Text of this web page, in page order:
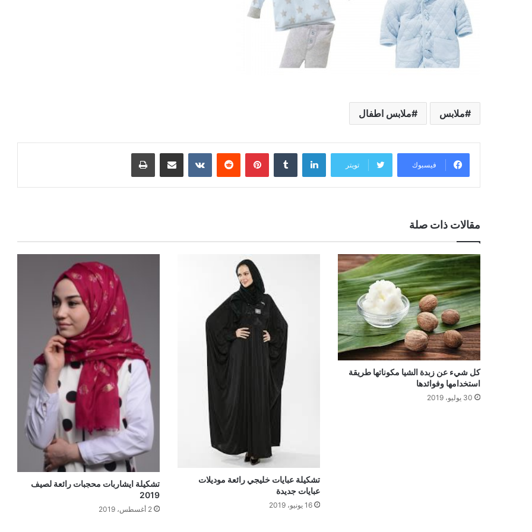
ملابس ملابس اطفال
فيسبوك تويتر
لينكدإن بينتيريست مشاركة عبر البريد طباعة
مقالات ذات صلة
كل شيء عن زبدة الشيا مكوناتها طريقة
استخدامها وفوائدها
30 يوليو، 2019
تشكيلة عبايات خليجي رائعة موديلات
عبايات جديدة
16 يونيو، 2019
تشكيلة ايشاربات محجبات رائعة لصيف
2019
2 أغسطس، 2019